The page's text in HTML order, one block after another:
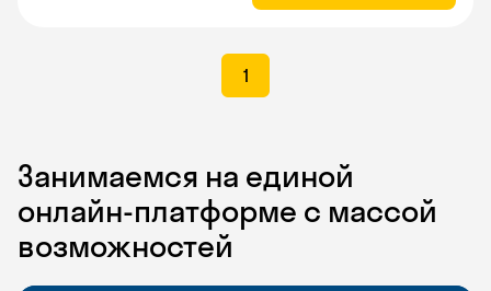
1
Занимаемся на единой
онлайн-платформе с массой
возможностей